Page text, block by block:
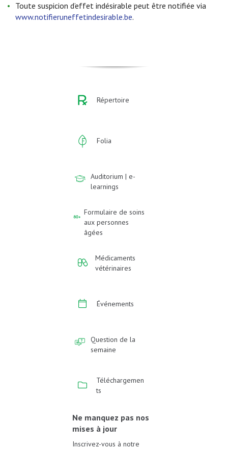
Toute suspicion d’effet indésirable peut être notifiée via
www.notifieruneffetindesirable.be.
Répertoire
Folia
Auditorium | e-
learnings
Formulaire de soins
aux personnes
âgées
Médicaments
vétérinaires
Événements
Question de la
semaine
Téléchargemen
ts
Ne manquez pas nos
mises à jour
Inscrivez-vous à notre